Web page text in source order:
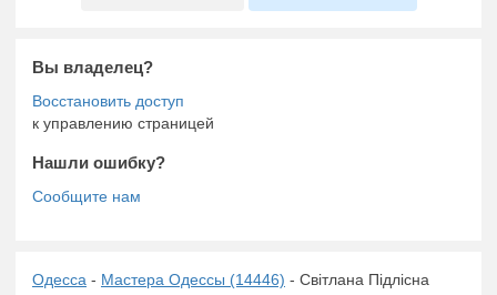
Вы владелец?
к управлению страницей
Нашли ошибку?
Одесса - Мастера Одессы (14446) - Світлана Підлісна